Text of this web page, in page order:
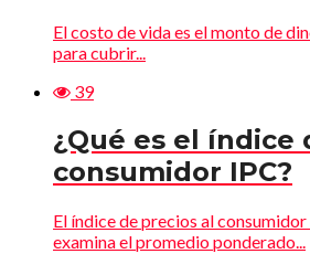
El costo de vida es el monto de
para cubrir...
39
¿Qué es el índice
consumidor IPC?
El índice de precios al consumidor
examina el promedio ponderado...